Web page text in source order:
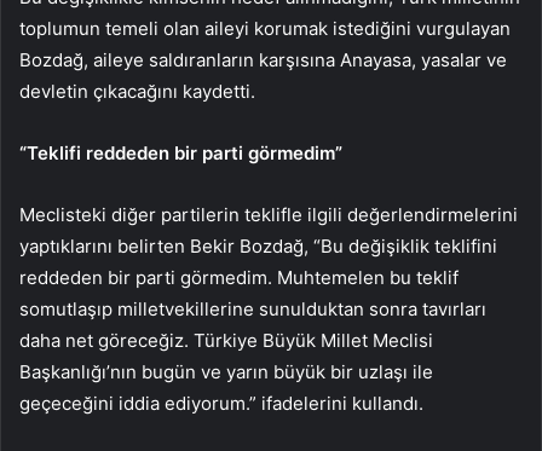
toplumun temeli olan aileyi korumak istediğini vurgulayan
Bozdağ, aileye saldıranların karşısına Anayasa, yasalar ve
devletin çıkacağını kaydetti.
“Teklifi reddeden bir parti görmedim”
Meclisteki diğer partilerin teklifle ilgili değerlendirmelerini
yaptıklarını belirten Bekir Bozdağ, “Bu değişiklik teklifini
reddeden bir parti görmedim. Muhtemelen bu teklif
somutlaşıp milletvekillerine sunulduktan sonra tavırları
daha net göreceğiz. Türkiye Büyük Millet Meclisi
Başkanlığı’nın bugün ve yarın büyük bir uzlaşı ile
geçeceğini iddia ediyorum.” ifadelerini kullandı.